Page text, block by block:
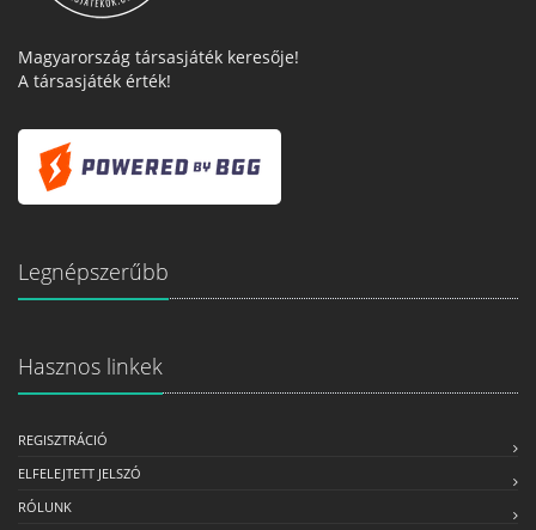
Magyarország társasjáték keresője!
A társasjáték érték!
Legnépszerűbb
Hasznos linkek
REGISZTRÁCIÓ
ELFELEJTETT JELSZÓ
RÓLUNK